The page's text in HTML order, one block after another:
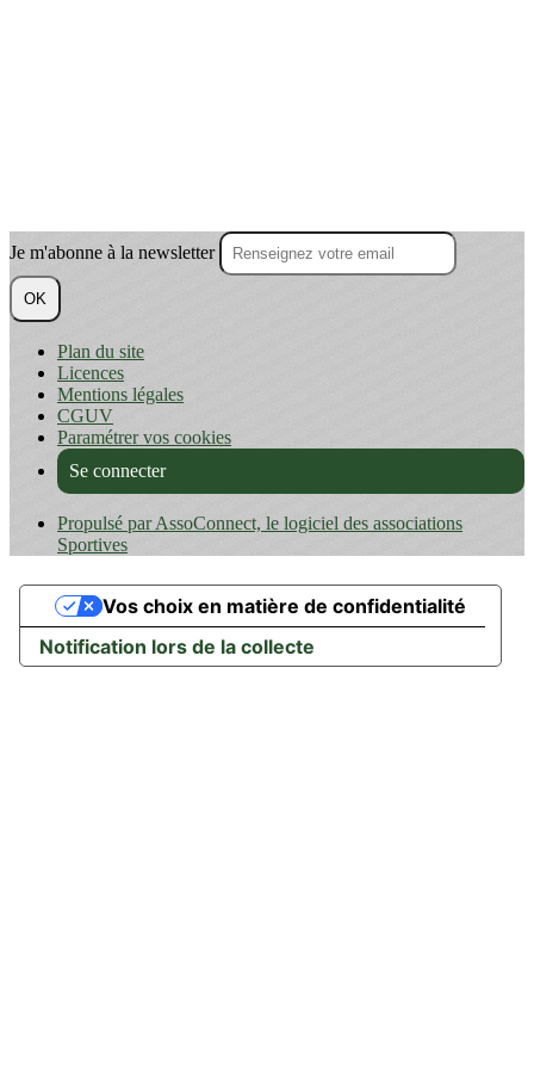
Je m'abonne à la newsletter
OK
Plan du site
Licences
Mentions légales
CGUV
Paramétrer vos cookies
Se connecter
Propulsé par AssoConnect, le logiciel des associations
Sportives
Notification lors de la collecte
Vos choix en matière de confidentialité